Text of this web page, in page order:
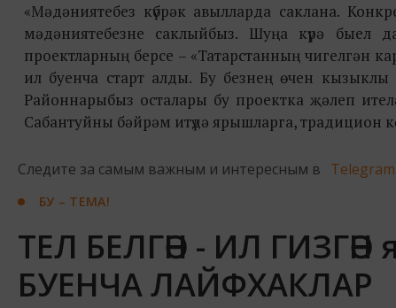
«Мәдәниятебез күбрәк авылларда саклана.
мәдәниятебезне саклыйбыз. Шуңа күрә быел
проектларның берсе – «Татарстанның чигелгән
ил буенча старт алды. Бу безнең өчен
Районнарыбыз осталары бу проектка җәлеп
Сабантуйны бәйрәм итүдә ярышларга, традицион
Следите за самым важным и интересным в
БУ – ТЕМА!
ТЕЛ БЕЛГӘН - ИЛ
БУЕНЧА ЛАЙФХАКЛАР